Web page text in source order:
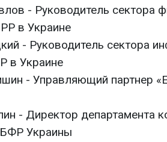
- Руководитель сектора
в Украине
- Руководитель сектора
в Украине
- Управляющий партнер
- Директор департамента
Украины